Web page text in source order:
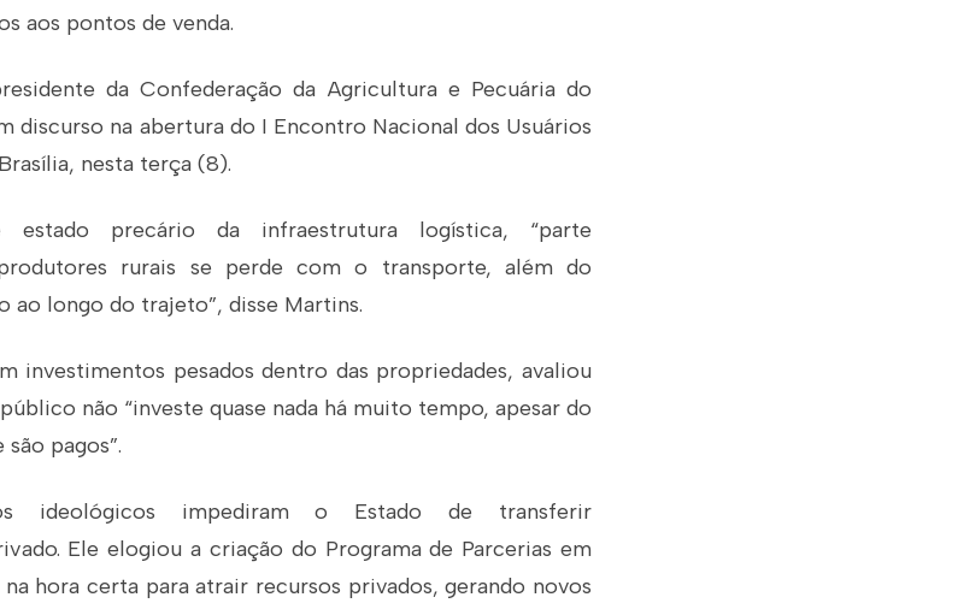
aos pontos de venda.
da Confederação da Agricultura e Pecuária do
discurso na abertura do I Encontro Nacional dos Usuários
nesta terça (8).
estado precário da infraestrutura logística, “parte
rurais se perde com o transporte, além do
ao longo do trajeto”, disse Martins.
investimentos pesados dentro das propriedades, avaliou
não “investe quase nada há muito tempo, apesar do
pagos”.
ideológicos impediram o Estado de transferir
Ele elogiou a criação do Programa de Parcerias em
hora certa para atrair recursos privados, gerando novos